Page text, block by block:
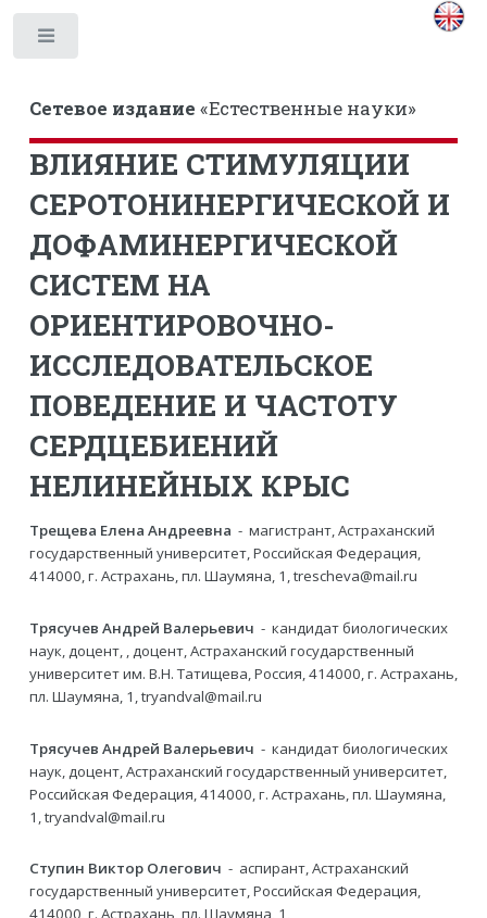
Сетевое издание «Естественные науки»
ВЛИЯНИЕ СТИМУЛЯЦИИ
СЕРОТОНИНЕРГИЧЕСКОЙ И
ДОФАМИНЕРГИЧЕСКОЙ
СИСТЕМ НА
ОРИЕНТИРОВОЧНО-
ИССЛЕДОВАТЕЛЬСКОЕ
ПОВЕДЕНИЕ И ЧАСТОТУ
СЕРДЦЕБИЕНИЙ
НЕЛИНЕЙНЫХ КРЫС
Трещева Елена Андреевна - магистрант, Астраханский
государственный университет, Российская Федерация,
414000, г. Астрахань, пл. Шаумяна, 1, trescheva@mail.ru
Трясучев Андрей Валерьевич - кандидат биологических
наук, доцент, , доцент, Астраханский государственный
университет им. В.Н. Татищева, Россия, 414000, г. Астрахань,
пл. Шаумяна, 1, tryandval@mail.ru
Трясучев Андрей Валерьевич - кандидат биологических
наук, доцент, Астраханский государственный университет,
Российская Федерация, 414000, г. Астрахань, пл. Шаумяна,
1, tryandval@mail.ru
Ступин Виктор Олегович - аспирант, Астраханский
государственный университет, Российская Федерация,
414000, г. Астрахань, пл. Шаумяна, 1,